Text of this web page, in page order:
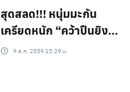
สุดสลด!!! หนุ่มมะกัน
เครียดหนัก “คว้าปืนยิง
ภรรยาเเละลูกอีก 3 คน”
9 ส.ค. 2559 15:29 น.